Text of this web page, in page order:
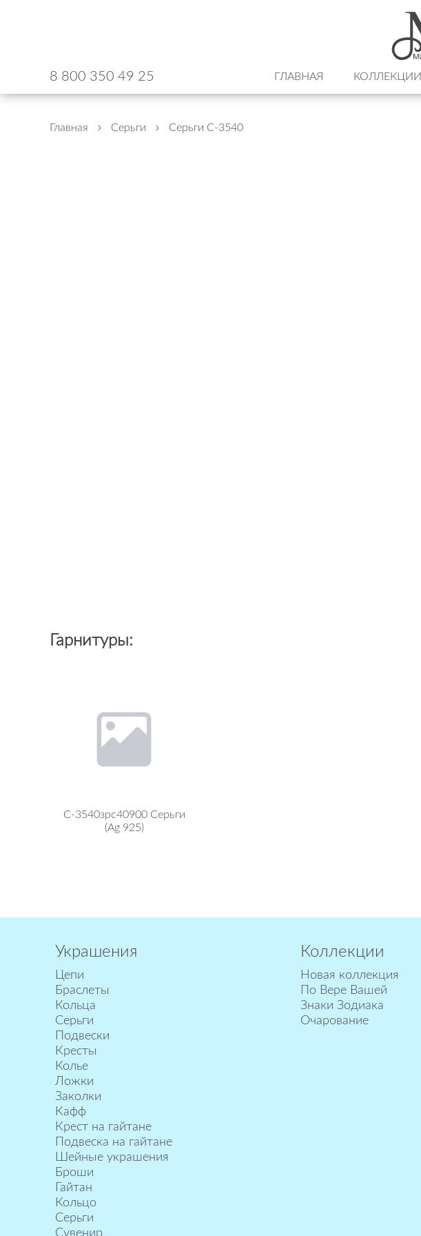
8 800 350 49 25 ГЛАВНАЯ КОЛЛЕКЦИИ
Главная Серьги Серьги С-3540
Гарнитуры:
С-3540зрс40900 Серьги
(Ag 925)
Украшения
Цепи
Браслеты
Кольца
Серьги
Подвески
Кресты
Колье
Ложки
Заколки
Кафф
Крест на гайтане
Подвеска на гайтане
Шейные украшения
Броши
Гайтан
Кольцо
Серьги
Сувенир
Коллекции
Новая коллекция
По Вере Вашей
Знаки Зодиака
Очарование